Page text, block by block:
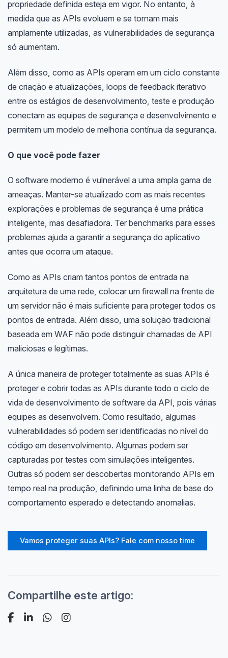
propriedade definida esteja em vigor. No entanto, à
medida que as APIs evoluem e se tornam mais
amplamente utilizadas, as vulnerabilidades de segurança
só aumentam.
Além disso, como as APIs operam em um ciclo constante
de criação e atualizações, loops de feedback iterativo
entre os estágios de desenvolvimento, teste e produção
conectam as equipes de segurança e desenvolvimento e
permitem um modelo de melhoria contínua da segurança.
O que você pode fazer
O software moderno é vulnerável a uma ampla gama de
ameaças. Manter-se atualizado com as mais recentes
explorações e problemas de segurança é uma prática
inteligente, mas desafiadora. Ter benchmarks para esses
problemas ajuda a garantir a segurança do aplicativo
antes que ocorra um ataque.
Como as APIs criam tantos pontos de entrada na
arquitetura de uma rede, colocar um firewall na frente de
um servidor não é mais suficiente para proteger todos os
pontos de entrada. Além disso, uma solução tradicional
baseada em WAF não pode distinguir chamadas de API
maliciosas e legítimas.
A única maneira de proteger totalmente as suas APIs é
proteger e cobrir todas as APIs durante todo o ciclo de
vida de desenvolvimento de software da API, pois várias
equipes as desenvolvem. Como resultado, algumas
vulnerabilidades só podem ser identificadas no nível do
código em desenvolvimento. Algumas podem ser
capturadas por testes com simulações inteligentes.
Outras só podem ser descobertas monitorando APIs em
tempo real na produção, definindo uma linha de base do
comportamento esperado e detectando anomalias.
Vamos proteger suas APIs? Fale com nosso time
Compartilhe este artigo: